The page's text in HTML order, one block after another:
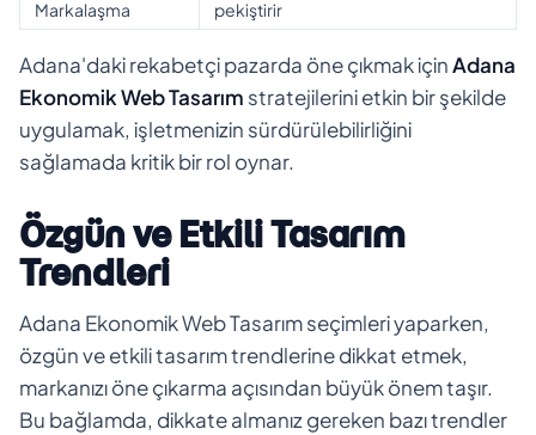
Markalaşma
pekiştirir
Adana'daki rekabetçi pazarda öne çıkmak içinAdana
Ekonomik Web Tasarım stratejilerini etkin bir şekilde
uygulamak, işletmenizin sürdürülebilirliğini
sağlamada kritik bir rol oynar.
Özgün ve Etkili Tasarım
Trendleri
Adana Ekonomik Web Tasarım seçimleri yaparken,
özgün ve etkili tasarım trendlerine dikkat etmek,
markanızı öne çıkarma açısından büyük önem taşır.
Bu bağlamda, dikkate almanız gereken bazı trendler